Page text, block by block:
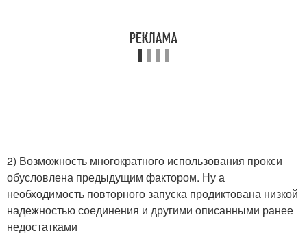
2) Возможность многократного использования прокси
обусловлена предыдущим фактором. Ну а
необходимость повторного запуска продиктована низкой
надежностью соединения и другими описанными ранее
недостатками